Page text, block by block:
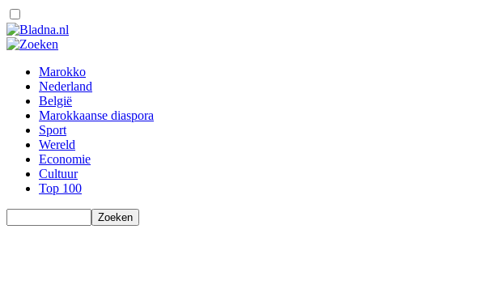
Marokko
Nederland
België
Marokkaanse diaspora
Sport
Wereld
Economie
Cultuur
Top 100